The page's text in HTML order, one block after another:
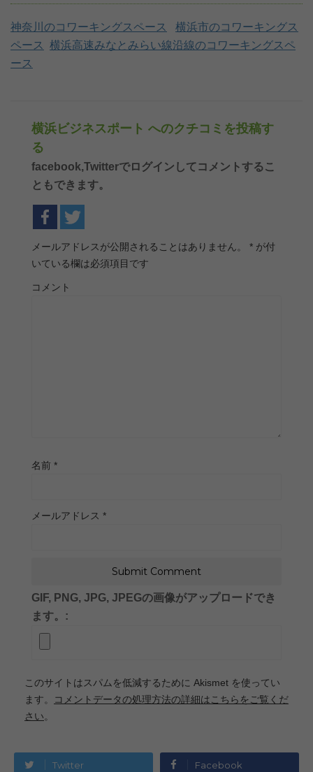
神奈川のコワーキングスペース
横浜市のコワーキングス
ペース
横浜高速みなとみらい線沿線のコワーキングスペ
ース
横浜ビジネスポート へのクチコミを投稿す
る
facebook,Twitterでログインしてコメントするこ
ともできます。
メールアドレスが公開されることはありません。 * が付
いている欄は必須項目です
コメント
名前 *
メールアドレス *
GIF, PNG, JPG, JPEGの画像がアップロードでき
ます。:
このサイトはスパムを低減するために Akismet を使ってい
ます。
コメントデータの処理方法の詳細はこちらをご覧くだ
さい。
Twitter Facebook